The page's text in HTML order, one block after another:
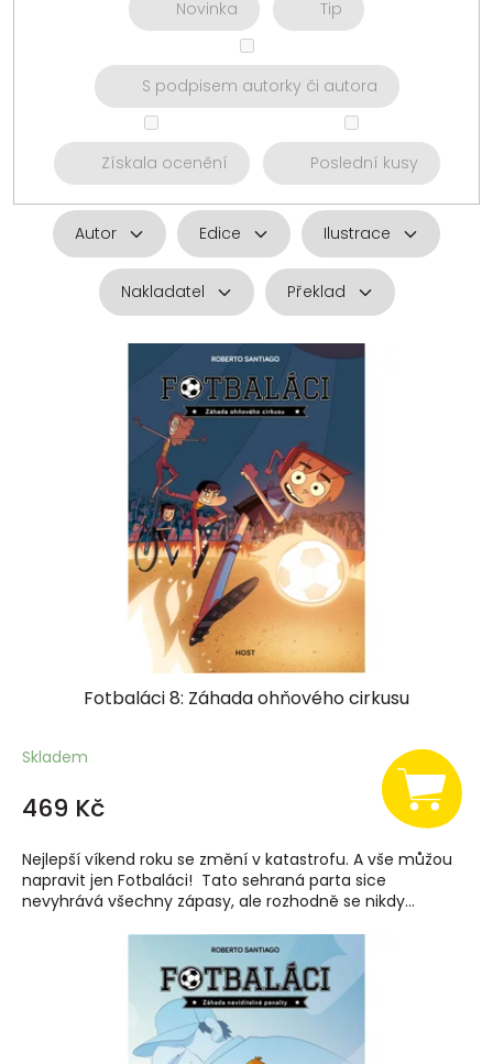
Novinka Tip
S podpisem autorky či autora
Získala ocenění Poslední kusy
Autor Edice Ilustrace
Nakladatel Překlad
Fotbaláci 8: Záhada ohňového cirkusu
Skladem
469 Kč
Nejlepší víkend roku se změní v katastrofu. A vše můžou
napravit jen Fotbaláci! Tato sehraná parta sice
nevyhrává všechny zápasy, ale rozhodně se nikdy...